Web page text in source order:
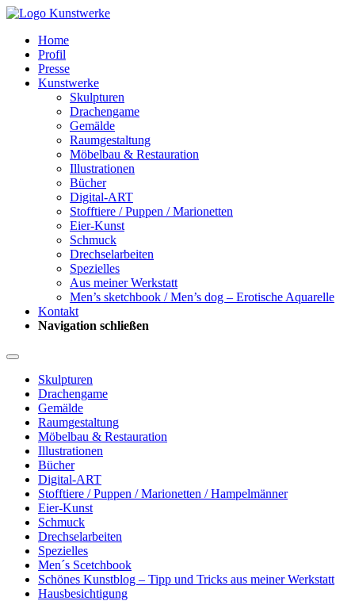
Home
Profil
Presse
Kunstwerke
Skulpturen
Drachengame
Gemälde
Raumgestaltung
Möbelbau & Restauration
Illustrationen
Bücher
Digital-ART
Stofftiere / Puppen / Marionetten
Eier-Kunst
Schmuck
Drechselarbeiten
Spezielles
Aus meiner Werkstatt
Men’s sketchbook / Men’s dog – Erotische Aquarelle
Kontakt
Navigation schließen
Skulpturen
Drachengame
Gemälde
Raumgestaltung
Möbelbau & Restauration
Illustrationen
Bücher
Digital-ART
Stofftiere / Puppen / Marionetten / Hampelmänner
Eier-Kunst
Schmuck
Drechselarbeiten
Spezielles
Men´s Scetchbook
Schönes Kunstblog – Tipp und Tricks aus meiner Werkstatt
Hausbesichtigung